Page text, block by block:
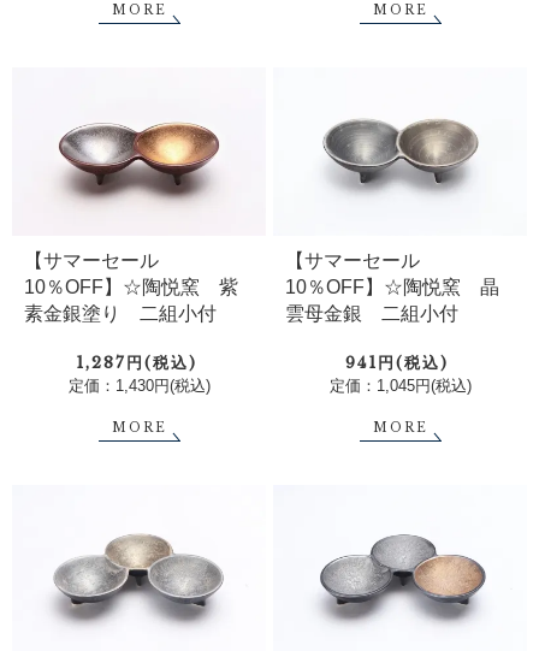
MORE MORE
【サマーセール
10％OFF】☆陶悦窯 紫
素金銀塗り 二組小付
1,287円(税込)
定価：1,430円(税込)
MORE
【サマーセール
10％OFF】☆陶悦窯 晶
雲母金銀 二組小付
941円(税込)
定価：1,045円(税込)
MORE